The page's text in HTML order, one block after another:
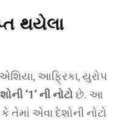
થયેલા
આફ્રિકા, યુરોપ
‘1’ ની નોટોછે. આ
એવા દેશોની નોટો